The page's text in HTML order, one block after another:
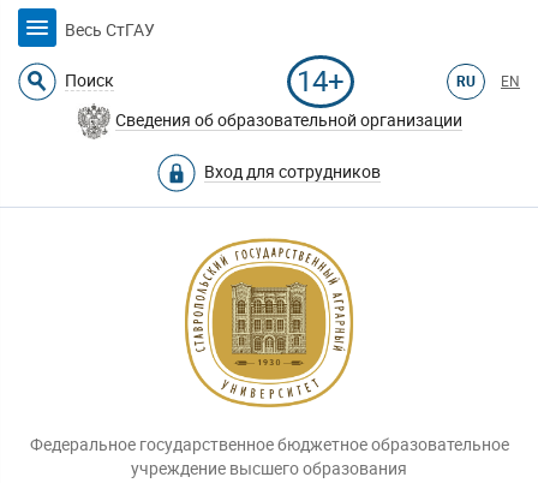
Весь СтГАУ
Поиск 14+ RU EN
Сведения об образовательной организации
Вход для сотрудников
Федеральное государственное бюджетное образовательное
учреждение высшего образования